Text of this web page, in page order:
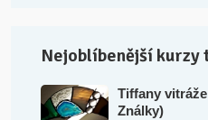
Nejoblíbenější kurzy
Tiffany
Ználky)